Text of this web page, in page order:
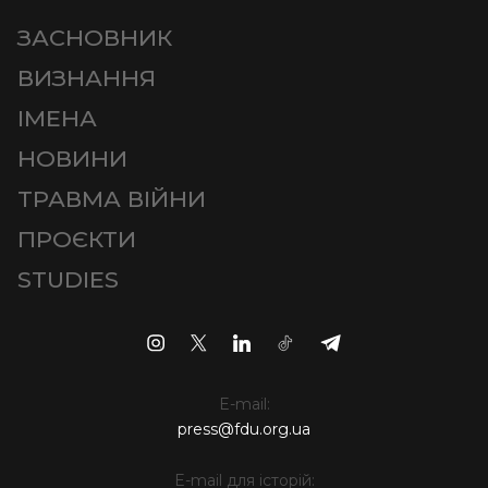
ЗАСНОВНИК
ВИЗНАННЯ
ІМЕНА
НОВИНИ
ТРАВМА ВІЙНИ
ПРОЄКТИ
STUDIES
E-mail:
press@fdu.org.ua
E-mail для історій: